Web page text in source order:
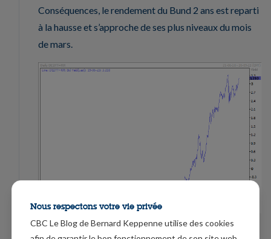
Conséquences, le rendement du Bund 2 ans est reparti
à la hausse et s’approche de ses plus niveaux du mois
de mars.
Chute de la couronne suédoise
Nous respectons votre vie privée
CBC Le Blog de Bernard Keppenne utilise des cookies